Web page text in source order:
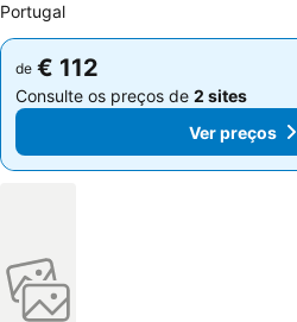
Portugal
de € 112
Consulte os preços de 2 sites
Ver preços
de € 112
Consulte os preços de 2 sites
Ver preços